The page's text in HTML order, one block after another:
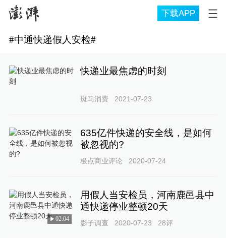
下载APP
#中通快递假人安检#
快递业最焦虑的时刻
斑马消费 2021-07-23
635亿件快递的安全线，是如何
被忽视的?
极点商业评论 2020-07-24
02:04
用假人当安检员，河南鹿邑县中
通快递停业整顿20天
影子调查 2020-07-23 28评